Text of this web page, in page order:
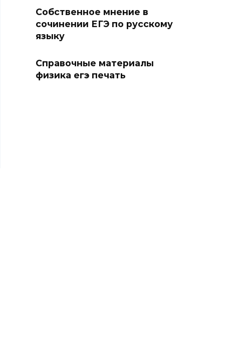
Собственное мнение в
сочинении ЕГЭ по русскому
языку
Справочные материалы
физика егэ печать